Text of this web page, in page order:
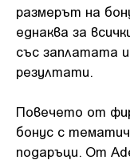
размерът на
еднаква за
със заплатата
резултати.
Повечето от
бонус с
подаръци. От